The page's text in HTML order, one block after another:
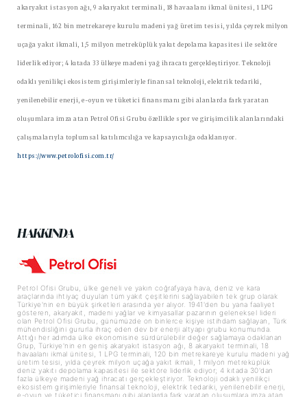
akaryakıt istasyon ağı, 9 akaryakıt terminali, 18 havaalanı ikmal ünitesi, 1 LPG
terminali, 162 bin metrekareye kurulu madeni yağ üretim tesisi, yılda çeyrek milyon
uçağa yakıt ikmali, 1,5 milyon metreküplük yakıt depolama kapasitesi ile sektöre
liderlik ediyor; 4 kıtada 33 ülkeye madeni yağ ihracatı gerçekleştiriyor. Teknoloji
odaklı yenilikçi ekosistem girişimleriyle finansal teknoloji, elektrik tedariki,
yenilenebilir enerji, e-oyun ve tüketici finansmanı gibi alanlarda fark yaratan
oluşumlara imza atan Petrol Ofisi Grubu özellikle spor ve girişimcilik alanlarındaki
çalışmalarıyla toplumsal katılımcılığa ve kapsayıcılığa odaklanıyor.
https://www.petrolofisi.com.tr/
HAKKINDA
Petrol Ofisi Grubu, ülke geneli ve yakın coğrafyaya hava, deniz ve kara
araçlarında ihtiyaç duyulan tüm yakıt çeşitlerini sağlayabilen tek grup olarak
Türkiye'nin en büyük şirketleri arasında yer alıyor. 1941'den bu yana faaliyet
gösteren, akaryakıt, madeni yağlar ve kimyasallar pazarının geleneksel lideri
olan Petrol Ofisi Grubu, günümüzde on binlerce kişiye istihdam sağlayan, Türk
mühendisliğini gururla ihraç eden dev bir enerji altyapı grubu konumunda.
Attığı her adımda ülke ekonomisine sürdürülebilir değer sağlamaya odaklanan
Grup, Türkiye'nin en geniş akaryakıt istasyon ağı, 8 akaryakıt terminali, 18
havaalanı ikmal ünitesi, 1 LPG terminali, 120 bin metrekareye kurulu madeni yağ
üretim tesisi, yılda çeyrek milyon uçağa yakıt ikmali, 1 milyon metreküplük
deniz yakıtı depolama kapasitesi ile sektöre liderlik ediyor; 4 kıtada 30'dan
fazla ülkeye madeni yağ ihracatı gerçekleştiriyor. Teknoloji odaklı yenilikçi
ekosistem girişimleriyle finansal teknoloji, elektrik tedariki, yenilenebilir enerji,
e-oyun ve tüketici finansmanı gibi alanlarda fark yaratan oluşumlara imza atan